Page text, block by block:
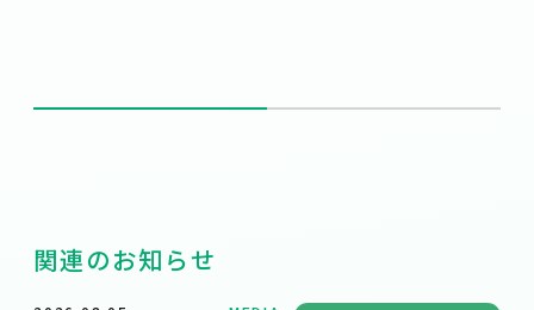
関連のお知らせ